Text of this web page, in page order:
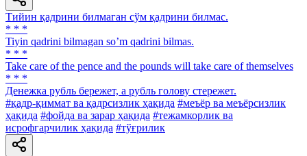
Тийин қадрини билмаган сўм қадрини билмас.
* * *
Tiyin qadrini bilmagan soʼm qadrini bilmas.
* * *
Take care of the pence and the pounds will take care of themselves
* * *
Денежка рубль бережет, а рубль голову стережет.
#қадр-қиммат ва қадрсизлик ҳақида #меъёр ва меъёрсизлик
ҳақида #фойда ва зарар ҳақида #тежамкорлик ва
исрофгарчилик ҳақида #тўғрилик